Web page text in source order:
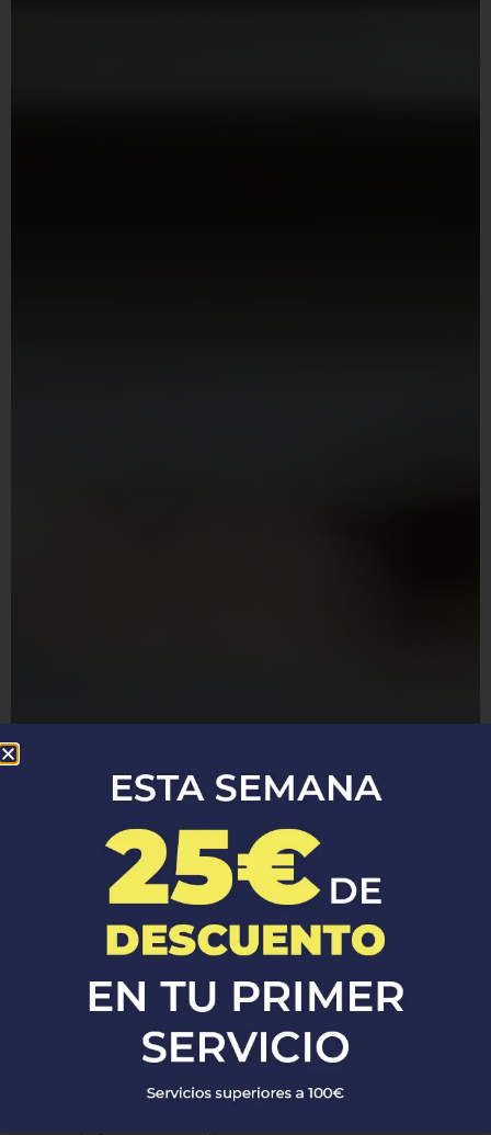
Servicios de
Cerrajería en
jarafuel
Tele Profesionales,
servicios de